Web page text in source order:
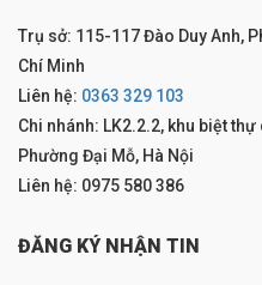
Trụ sở: 115-117 Đào Duy Anh,
Chí Minh
Liên hệ: 0363 329 103
Chi nhánh: LK2.2.2, khu biệt
Phường Đại Mỗ, Hà Nội
Liên hệ: 0975 580 386
ĐĂNG KÝ NHẬN TIN